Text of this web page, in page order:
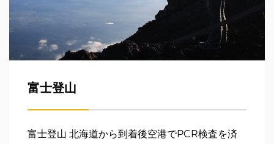
富士登山
富士登山 北海道から到着後空港でPCR検査を済